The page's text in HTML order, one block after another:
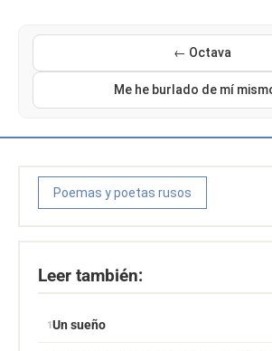
← Octava
Me he burlado de mí
Poemas y poetas rusos
Leer también:
Un sueño